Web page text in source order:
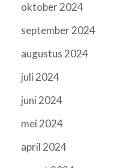
oktober 2024
september 2024
augustus 2024
juli 2024
juni 2024
mei 2024
april 2024